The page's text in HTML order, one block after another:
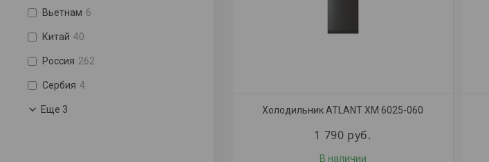
Вьетнам 6
Китай 40
Россия 262
Сербия 4
Еще 3 Холодильник ATLANT ХМ 6025-060
1 790 руб.
В наличии